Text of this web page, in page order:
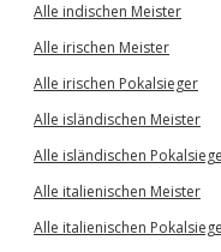
Alle indischen Meister
Alle irischen Meister
Alle irischen Pokalsieger
Alle isländischen Meister
Alle isländischen
Alle italienischen Meister
Alle italienischen